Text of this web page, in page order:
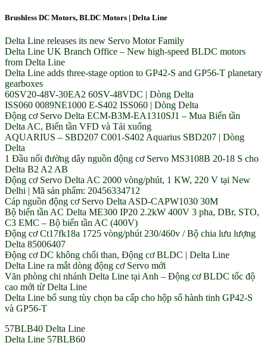
Brushless DC Motors, BLDC Motors | Delta Line
Delta Line releases its new Servo Motor Family
Delta Line UK Branch Office – New high-speed BLDC motors
from Delta Line
Delta Line adds three-stage option to GP42-S and GP56-T planetary
gearboxes
60SV20-48V-30EA2 60SV-48VDC | Dòng Delta
ISS060 0089NE1000 E-S402 ISS060 | Dòng Delta
Động cơ Servo Delta ECM-B3M-EA1310SJ1 – Mua Biến tần
Delta AC, Biến tần VFD và Tải xuống
AQUARIUS – SBD207 C001-S402 Aquarius SBD207 | Dòng
Delta
1 Đầu nối đường dây nguồn động cơ Servo MS3108B 20-18 S cho
Delta B2 A2 AB
Động cơ Servo Delta AC 2000 vòng/phút, 1 KW, 220 V tại New
Delhi | Mã sản phẩm: 20456334712
Cáp nguồn động cơ Servo Delta ASD-CAPW1030 30M
Bộ biến tần AC Delta ME300 IP20 2.2kW 400V 3 pha, DBr, STO,
C3 EMC – Bộ biến tần AC (400V)
Động cơ Ct17fk18a 1725 vòng/phút 230/460v / Bộ chia lưu lượng
Delta 85006407
Động cơ DC không chổi than, Động cơ BLDC | Delta Line
Delta Line ra mắt dòng động cơ Servo mới
Văn phòng chi nhánh Delta Line tại Anh – Động cơ BLDC tốc độ
cao mới từ Delta Line
Delta Line bổ sung tùy chọn ba cấp cho hộp số hành tinh GP42-S
và GP56-T
57BLB40 Delta Line
Delta Line 57BLB60